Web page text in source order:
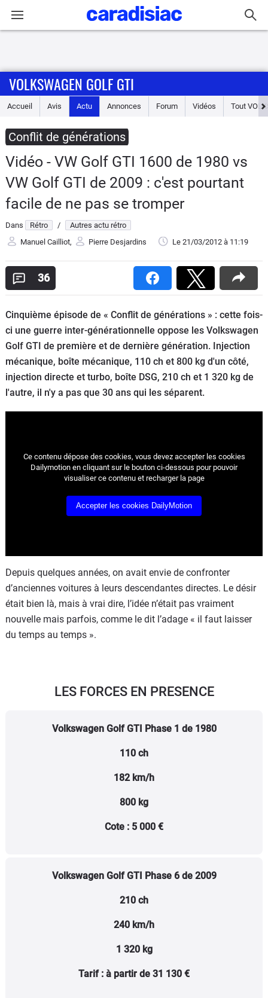
Accueil
Essais
Guide
d'achat
Electriques
Flottes
Auto
Services
Forum
Moto
VOLKSWAGEN GOLF GTI
Accueil Avis Actu Annonces Forum Vidéos Tout
Conflit de générations
Vidéo - VW Golf GTI 1600 de 1980 vs
VW Golf GTI de 2009 : c'est pourtant
facile de ne pas se tromper
Dans Rétro /
Autres actu rétro
Manuel Cailliot, Pierre Desjardins Le 21/03/2012 à 11:19
36
Cinquième épisode de « Conflit de générations » : cette fois-
ci une guerre inter-générationnelle oppose les Volkswagen
Golf GTI de première et de dernière génération. Injection
mécanique, boîte mécanique, 110 ch et 800 kg d'un côté,
injection directe et turbo, boîte DSG, 210 ch et 1 320 kg de
l'autre, il n'y a pas que 30 ans qui les séparent.
Ce contenu dépose des cookies, vous devez accepter les cookies
Dailymotion en cliquant sur le bouton ci-dessous pour pouvoir
visualiser ce contenu et recharger la page
Accepter les cookies DailyMotion
Depuis quelques années, on avait envie de confronter
d’anciennes voitures à leurs descendantes directes. Le désir
était bien là, mais à vrai dire, l’idée n’était pas vraiment
nouvelle mais parfois, comme le dit l’adage « il faut laisser
du temps au temps ».
LES FORCES EN PRESENCE
Volkswagen Golf GTI Phase 1 de 1980
110 ch
182 km/h
800 kg
Cote : 5 000 €
Volkswagen Golf GTI Phase 6 de 2009
210 ch
240 km/h
1 320 kg
Tarif : à partir de 31 130 €